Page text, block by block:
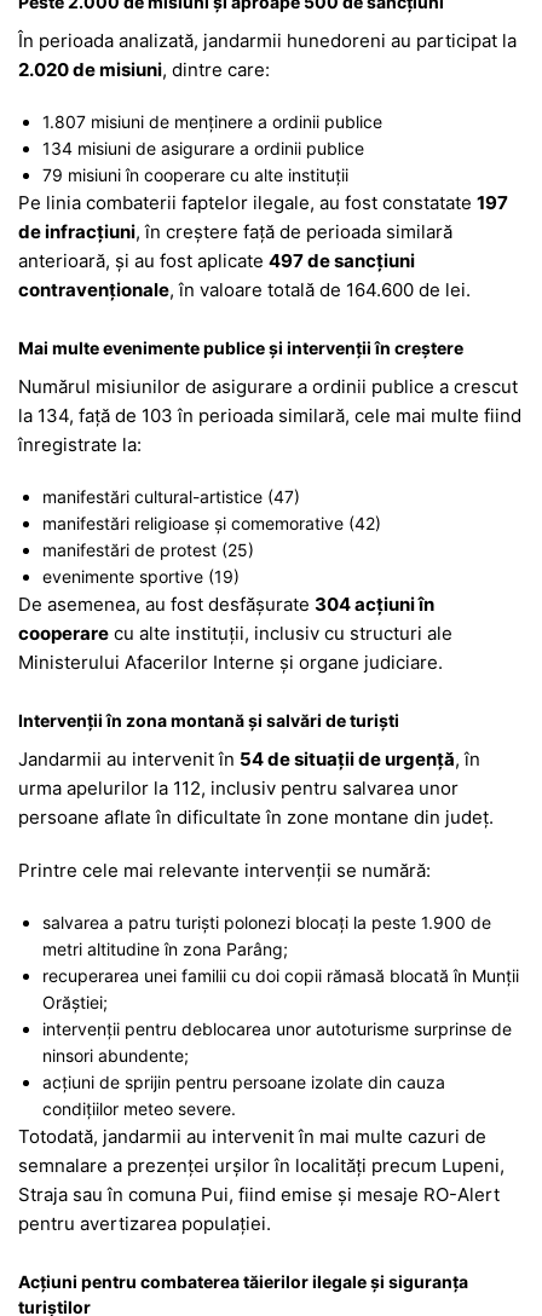
În perioada analizată, jandarmii hunedoreni au participat la
2.020 de misiuni, dintre care:
1.807 misiuni de menținere a ordinii publice
134 misiuni de asigurare a ordinii publice
79 misiuni în cooperare cu alte instituții
Pe linia combaterii faptelor ilegale, au fost constatate 197
de infracțiuni, în creștere față de perioada similară
anterioară, și au fost aplicate 497 de sancțiuni
contravenționale, în valoare totală de 164.600 de lei.
Mai multe evenimente publice și intervenții în creștere
Numărul misiunilor de asigurare a ordinii publice a crescut
la 134, față de 103 în perioada similară, cele mai multe fiind
înregistrate la:
manifestări cultural-artistice (47)
manifestări religioase și comemorative (42)
manifestări de protest (25)
evenimente sportive (19)
De asemenea, au fost desfășurate 304 acțiuni în
cooperare cu alte instituții, inclusiv cu structuri ale
Ministerului Afacerilor Interne și organe judiciare.
Intervenții în zona montană și salvări de turiști
Jandarmii au intervenit în 54 de situații de urgență, în
urma apelurilor la 112, inclusiv pentru salvarea unor
persoane aflate în dificultate în zone montane din județ.
Printre cele mai relevante intervenții se numără:
salvarea a patru turiști polonezi blocați la peste 1.900 de
metri altitudine în zona Parâng;
recuperarea unei familii cu doi copii rămasă blocată în Munții
Orăștiei;
intervenții pentru deblocarea unor autoturisme surprinse de
ninsori abundente;
acțiuni de sprijin pentru persoane izolate din cauza
condițiilor meteo severe.
Totodată, jandarmii au intervenit în mai multe cazuri de
semnalare a prezenței urșilor în localități precum Lupeni,
Straja sau în comuna Pui, fiind emise și mesaje RO-Alert
pentru avertizarea populației.
Acțiuni pentru combaterea tăierilor ilegale și siguranța
turiștilor